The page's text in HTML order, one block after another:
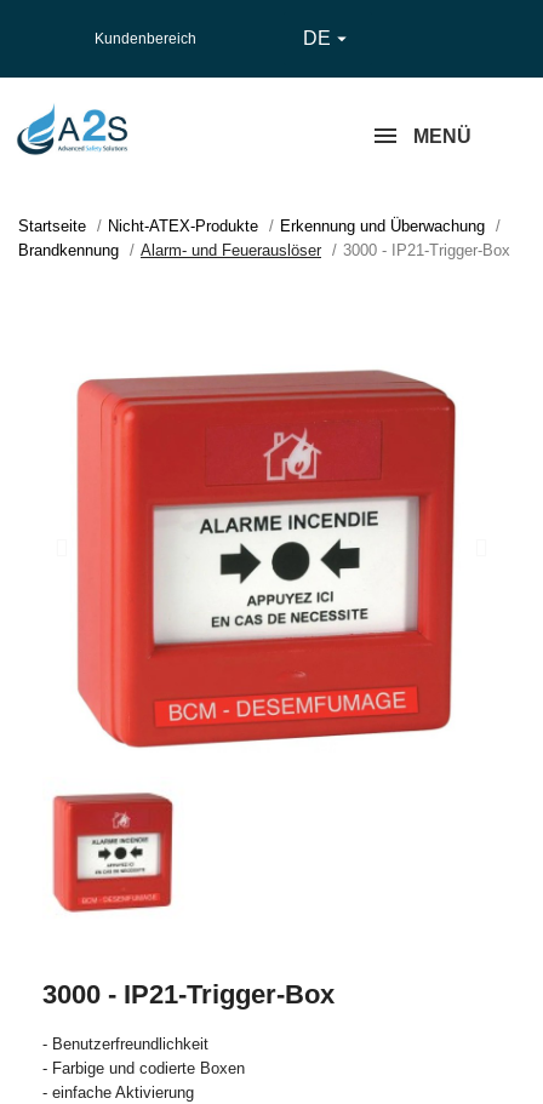
Kundenbereich DE 
MENÜ
Startseite Nicht-ATEX-Produkte
Erkennung und Überwachung
Brandkennung
Alarm- und Feuerauslöser 3000 - IP21-Trigger-Box
3000 - IP21-Trigger-Box
- Benutzerfreundlichkeit
- Farbige und codierte Boxen
- einfache Aktivierung